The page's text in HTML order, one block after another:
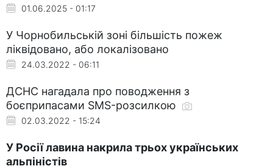
01.06.2025 - 01:17
У Чорнобильській зоні більшість пожеж
ліквідовано, або локалізовано
24.03.2022 - 06:11
ДСНС нагадала про поводження з
боєприпасами SMS-розсилкою
02.03.2022 - 15:24
У Росії лавина накрила трьох українських
альпіністів